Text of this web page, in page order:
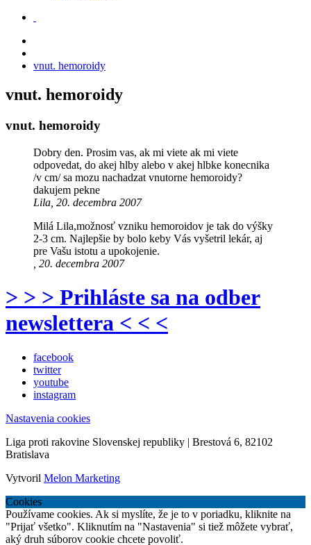
vnut. hemoroidy
vnut. hemoroidy
vnut. hemoroidy
Dobry den. Prosim vas, ak mi viete ak mi viete
odpovedat, do akej hlby alebo v akej hlbke konecnika
/v cm/ sa mozu nachadzat vnutorne hemoroidy?
dakujem pekne
Lila, 20. decembra 2007
Milá Lila,možnosť vzniku hemoroidov je tak do výšky
2-3 cm. Najlepšie by bolo keby Vás vyšetril lekár, aj
pre Vašu istotu a upokojenie.
, 20. decembra 2007
> > > Prihláste sa na odber
newslettera < < <
facebook
twitter
youtube
instagram
Nastavenia cookies
Liga proti rakovine Slovenskej republiky | Brestová 6, 82102
Bratislava
Vytvoril Melon Marketing
Cookies
Používame cookies. Ak si myslíte, že je to v poriadku, kliknite na
"Prijať všetko". Kliknutím na "Nastavenia" si tiež môžete vybrať,
aký druh súborov cookie chcete povoliť.